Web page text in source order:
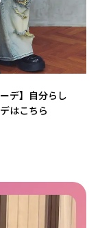
デ】自分らし
はこちら